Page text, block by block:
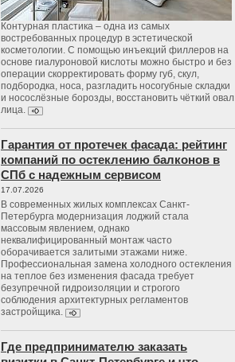
Контурная пластика – одна из самых
востребованных процедур в эстетической
косметологии. С помощью инъекций филлеров на
основе гиалуроновой кислоты можно быстро и без
операции скорректировать форму губ, скул,
подбородка, носа, разгладить носогубные складки
и носослёзные борозды, восстановить чёткий овал
лица.
Гарантия от протечек фасада: рейтинг
компаний по остеклению балконов в
СПб с надежным сервисом
17.07.2026
В современных жилых комплексах Санкт-
Петербурга модернизация лоджий стала
массовым явлением, однако
неквалифицированный монтаж часто
оборачивается залитыми этажами ниже.
Профессиональная замена холодного остекления
на теплое без изменения фасада требует
безупречной гидроизоляции и строгого
соблюдения архитектурных регламентов
застройщика.
Где предпринимателю заказать